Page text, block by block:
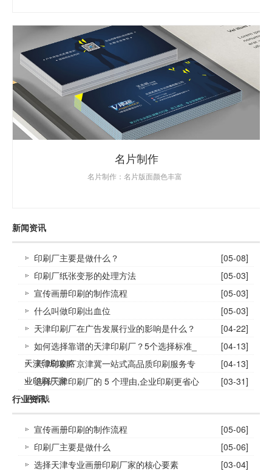
名片制作
名片制作：名片版面颜色丰富
新闻资讯
印刷厂主要是做什么？
[05-08]
印刷厂纸张变形的处理方法
[05-03]
宣传画册印刷的制作流程
[05-03]
什么叫做印刷出血位
[05-03]
天津印刷厂在广告发展行业的影响是什么？
[04-22]
如何选择靠谱的天津印刷厂？5个选择标准_
天津印刷攻略
[04-13]
天津印刷厂京津冀一站式高品质印刷服务专
业印刷厂家
[04-13]
选择天津印刷厂的 5 个理由,企业印刷更省心
更省钱
[03-31]
行业资讯
宣传画册印刷的制作流程
[05-06]
印刷厂主要是做什么
[05-06]
选择天津专业画册印刷厂家的核心要素
[03-04]